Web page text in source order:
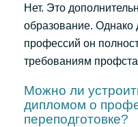
Нет. Это
образование. Однако
профессий он
требованиям
Можно ли
дипломом о
переподготовке?